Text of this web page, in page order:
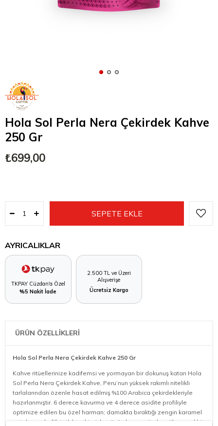
Hola Sol Perla Nera Çekirdek Kahve
250 Gr
₺699,00
AYRICALIKLAR
TKPAY Cüzdan'a Özel
%5 Nakit İade
2.500 TL ve Üzeri
Alışverişe
Ücretsiz Kargo
ÜRÜN ÖZELLİKLERİ
Hola Sol Perla Nera Çekirdek Kahve 250 Gr
Kahve ritüellerinize kadifemsi ve yormayan bir dokunuş katan Hola
Sol Perla Nera Çekirdek Kahve, Peru’nun yüksek rakımlı nitelikli
tarlalarından özenle hasat edilmiş %100 Arabica çekirdekleriyle
hazırlanmıştır. 6 derece kavurma ve 4 derece asidite profiliyle
optimize edilen bu özel harman; damakta bıraktığı zengin karamel
notaları ve hafif, tatlı karakteriyle günün her saatinde mükemmel bir